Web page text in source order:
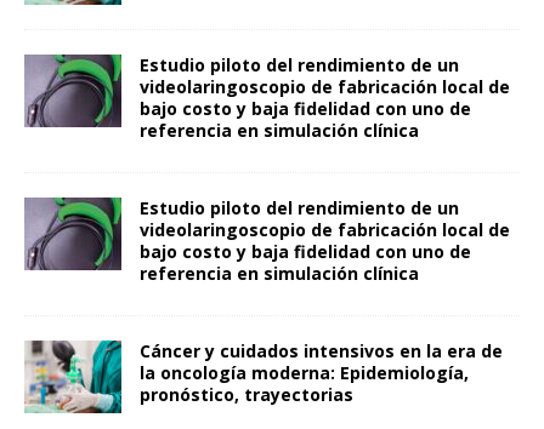
Estudio piloto del rendimiento de un
videolaringoscopio de fabricación local de
bajo costo y baja fidelidad con uno de
referencia en simulación clínica
Estudio piloto del rendimiento de un
videolaringoscopio de fabricación local de
bajo costo y baja fidelidad con uno de
referencia en simulación clínica
Cáncer y cuidados intensivos en la era de
la oncología moderna: Epidemiología,
pronóstico, trayectorias